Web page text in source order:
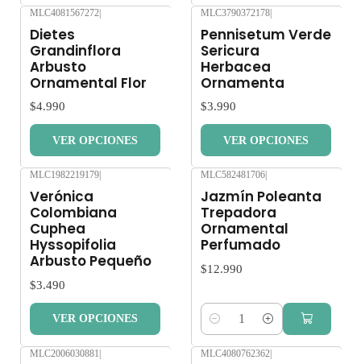
pueden verse afectados seriamente.
Despacho gratis por compras sobre $80.000.
MLC4081567272|
Dietes
Grandinflora
Arbusto
Ornamental Flor
$4.990
VER OPCIONES
MLC3790372178|
Pennisetum Verde
Sericura
Herbacea
Ornamenta
$3.990
VER OPCIONES
MLC1982219179
Verónica
Colombiana
Cuphea
Hyssopifolia
Arbusto Pequeño
$3.490
VER OPCIONES
MLC582481706
Jazmín Poleanta
Trepadora
Ornamental
Perfumado
$12.990
Cantidad
MLC2006030881 | MLC4080762362|